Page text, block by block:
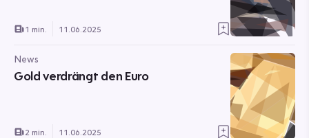
1 min. 11.06.2025
News
Gold verdrängt den Euro
2 min. 11.06.2025